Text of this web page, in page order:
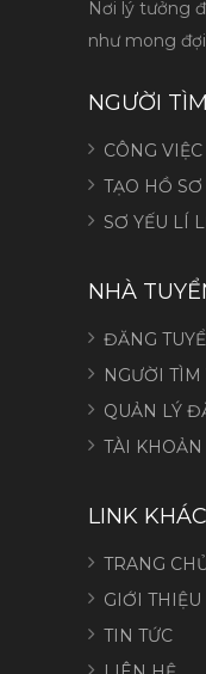
Nơi lý tưởng
như mong đợi
NGƯỜI
CÔNG VIỆC
TẠO HỒ
SƠ YẾU LÍ
NHÀ
ĐĂNG
NGƯỜI TÌM
QUẢN LÝ
TÀI KHOẢN
LINK KHÁC
TRANG
GIỚI THIỆU
TIN TỨC